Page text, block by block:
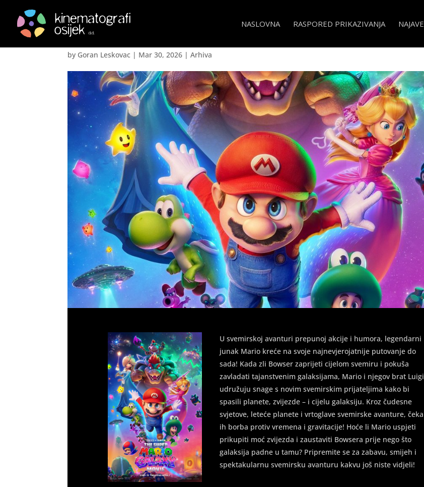
NASLOVNA RASPORED PRIKAZIVANJA NAJAVE
Super Mario Galaxy Film SINK
by Goran Leskovac | Mar 30, 2026 |Arhiva
U svemirskoj avanturi prepunoj akcije i humora, legendarni
junak Mario kreće na svoje najnevjerojatnije putovanje do
sada! Kada zli Bowser zaprijeti cijelom svemiru i pokuša
zavladati tajanstvenim galaksijama, Mario i njegov brat Luigi
udružuju snage s novim svemirskim prijateljima kako bi
spasili planete, zvijezde – i cijelu galaksiju. Kroz čudesne
svjetove, leteće planete i vrtoglave svemirske avanture, čeka
ih borba protiv vremena i gravitacije! Hoće li Mario uspjeti
prikupiti moć zvijezda i zaustaviti Bowsera prije nego što
galaksija padne u tamu? Pripremite se za zabavu, smijeh i
spektakularnu svemirsku avanturu kakvu još niste vidjeli!